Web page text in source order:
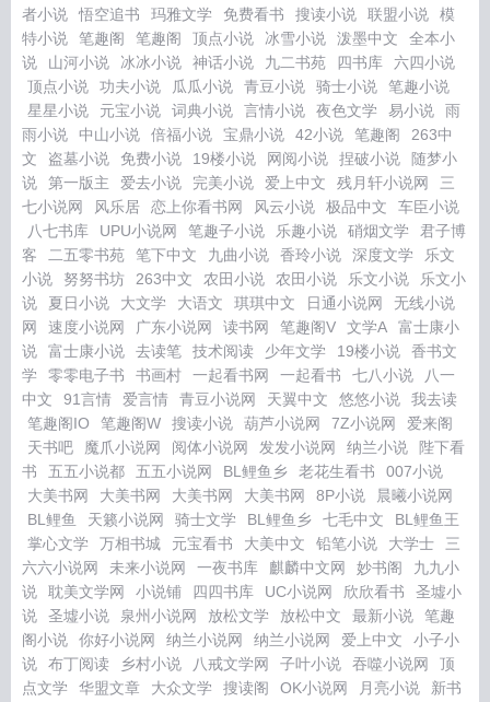
者小说
悟空追书 玛雅文学 免费看书 搜读小说 联盟小说
模
特小说
笔趣阁 笔趣阁 顶点小说 冰雪小说 泼墨中文
全本小
说
山河小说 冰冰小说 神话小说 九二书苑 四书库
六四小说
顶点小说
功夫小说 瓜瓜小说 青豆小说 骑士小说
笔趣小说
星星小说
元宝小说 词典小说 言情小说 夜色文学 易小说
雨
雨小说
中山小说 倍福小说 宝鼎小说 42小说 笔趣阁
263中
文
盗墓小说 免费小说 19楼小说 网阅小说 捏破小说
随梦小
说
第一版主 爱去小说 完美小说 爱上中文 残月轩小说网
三
七小说网
风乐居 恋上你看书网 风云小说 极品中文
车臣小说
八七书库
UPU小说网 笔趣子小说 乐趣小说 硝烟文学
君子博
客
二五零书苑 笔下中文 九曲小说 香玲小说 深度文学
乐文
小说
努努书坊 263中文 农田小说 农田小说 乐文小说
乐文小
说
夏日小说 大文学 大语文 琪琪中文 日通小说网
无线小说
网
速度小说网 广东小说网 读书网 笔趣阁V 文学A
富士康小
说
富士康小说 去读笔 技术阅读 少年文学 19楼小说
香书文
学
零零电子书 书画村 一起看书网 一起看书 七八小说
八一
中文
91言情 爱言情 青豆小说网 天翼中文 悠悠小说
我去读
笔趣阁IO
笔趣阁W 搜读小说 葫芦小说网 7Z小说网
爱来阁
天书吧
魔爪小说网 阅体小说网 发发小说网 纳兰小说
陛下看
书
五五小说都 五五小说网 BL鲤鱼乡 老花生看书
007小说
大美书网
大美书网 大美书网 大美书网 8P小说
晨曦小说网
BL鲤鱼
天籁小说网 骑士文学 BL鲤鱼乡 七毛中文
BL鲤鱼王
掌心文学
万相书城 元宝看书 大美中文 铅笔小说 大学士
三
六六小说网
未来小说网 一夜书库 麒麟中文网 妙书阁
九九小
说
耽美文学网 小说铺 四四书库 UC小说网 欣欣看书
圣墟小
说
圣墟小说 泉州小说网 放松文学 放松中文 最新小说
笔趣
阁小说
你好小说网 纳兰小说网 纳兰小说网 爱上中文
小子小
说
布丁阅读 乡村小说 八戒文学网 子叶小说 吞噬小说网
顶
点文学
华盟文章 大众文学 搜读阁 OK小说网 月亮小说
新书